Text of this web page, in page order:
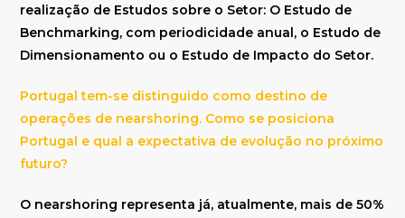
realização de Estudos sobre o Setor: O Estudo de
Benchmarking, com periodicidade anual, o Estudo de
Dimensionamento ou o Estudo de Impacto do Setor.
Portugal tem-se distinguido como destino de
operações de nearshoring. Como se posiciona
Portugal e qual a expectativa de evolução no próximo
futuro?
O nearshoring representa já, atualmente, mais de 50%